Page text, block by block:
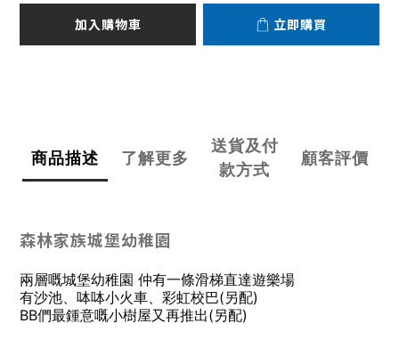
加入購物車 立即購買
商品描述 了解更多
送貨及付
款方式
顧客評價
森林家族城堡幼稚園
兩層嘅城堡幼稚園 仲有一條滑梯直達遊樂場
有沙池、呠呠小火車、彩虹校巴(另配)
BB們最鍾意嘅小樹屋又再推出(另配)